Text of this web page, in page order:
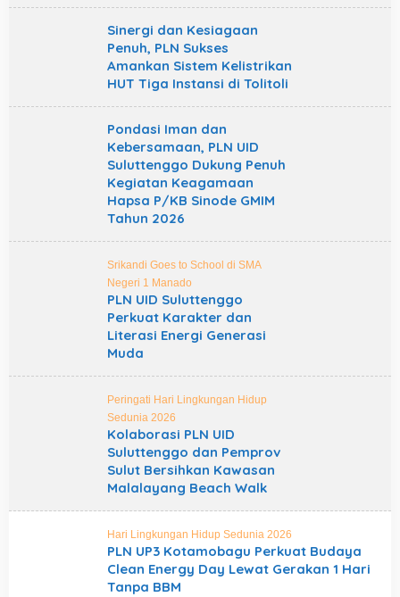
Sinergi dan Kesiagaan
Penuh, PLN Sukses
Amankan Sistem Kelistrikan
HUT Tiga Instansi di Tolitoli
Pondasi Iman dan
Kebersamaan, PLN UID
Suluttenggo Dukung Penuh
Kegiatan Keagamaan
Hapsa P/KB Sinode GMIM
Tahun 2026
Srikandi Goes to School di SMA
Negeri 1 Manado
PLN UID Suluttenggo
Perkuat Karakter dan
Literasi Energi Generasi
Muda
Peringati Hari Lingkungan Hidup
Sedunia 2026
Kolaborasi PLN UID
Suluttenggo dan Pemprov
Sulut Bersihkan Kawasan
Malalayang Beach Walk
Hari Lingkungan Hidup Sedunia 2026
PLN UP3 Kotamobagu Perkuat Budaya
Clean Energy Day Lewat Gerakan 1 Hari
Tanpa BBM